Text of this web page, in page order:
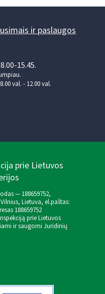
ir paslaugos
15.45.
val. - 12.00 val.
prie Lietuvos
— 188659752,
Lietuva, el.paštas:
188659752
prie Lietuvos
ir saugomi Juridinių